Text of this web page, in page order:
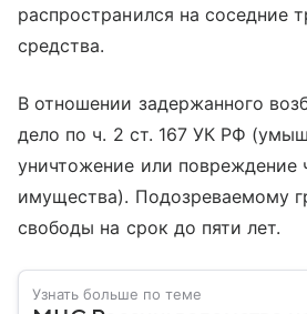
распространился на соседние
средства.
В отношении задержанного
дело по ч. 2 ст. 167 УК РФ
уничтожение или повреждение
имущества). Подозреваемому
свободы на срок до пяти лет.
Узнать больше по теме